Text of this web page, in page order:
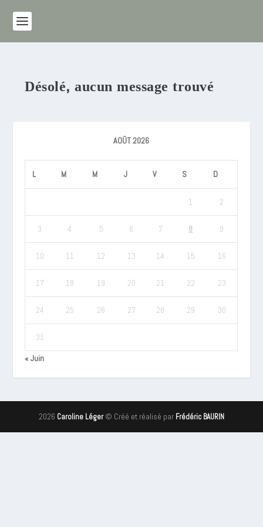
Désolé, aucun message trouvé
AOÛT 2026
L M M J V S D
1 2
3 4 5 6 7 8 9
10 11 12 13 14 15 16
17 18 19 20 21 22 23
24 25 26 27 28 29 30
31
« Juin
2026 Caroline Léger© Créé et réalisé par Frédéric BAURIN